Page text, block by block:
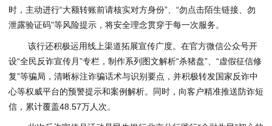
时，主动进行“大额转账前请核实对方身份”、“勿点击陌生链接、勿
泄露验证码”等风险提示，将安全理念贯穿于每一次服务。
该行还积极运用线上渠道拓展宣传广度。在官方微信公众号开
设“全民反诈宣传月”专栏，制作系列图文解析“杀猪盘”、“虚假征信修
复”等骗局，清晰标注诈骗话术与识别要点，并积极转发国家反诈中
心等权威平台的预警提示和案例解析。同时，向客户精准推送防诈短
信，累计覆盖48.57万人次。